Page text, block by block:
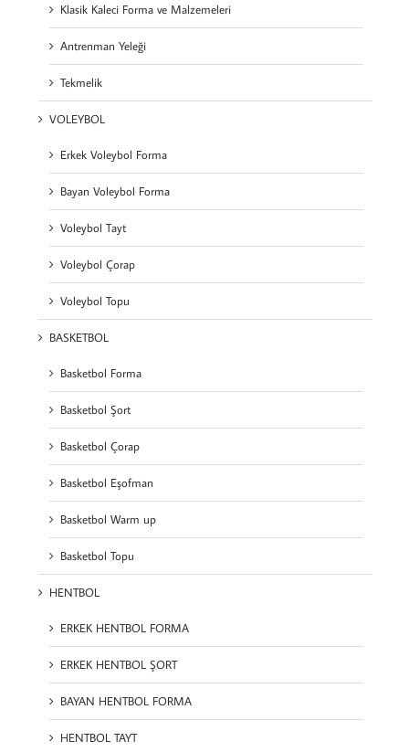
Klasik Kaleci Forma ve Malzemeleri
Antrenman Yeleği
Tekmelik
VOLEYBOL
Erkek Voleybol Forma
Bayan Voleybol Forma
Voleybol Tayt
Voleybol Çorap
Voleybol Topu
BASKETBOL
Basketbol Forma
Basketbol Şort
Basketbol Çorap
Basketbol Eşofman
Basketbol Warm up
Basketbol Topu
HENTBOL
ERKEK HENTBOL FORMA
ERKEK HENTBOL ŞORT
BAYAN HENTBOL FORMA
HENTBOL TAYT